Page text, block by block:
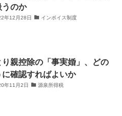
うのか
年12月28日 インボイス制度
り親控除の「事実婚」、どの
に確認すればよいか
年11月2日 源泉所得税